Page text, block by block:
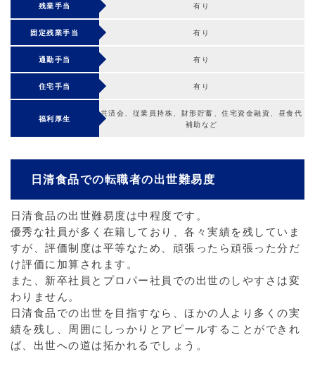
残業手当 有り
固定残業手当 有り
通勤手当 有り
住宅手当 有り
福利厚生
共済会、従業員持株、財形貯蓄、住宅資金融資、昼食代
補助など
日清食品での転職者の出世難易度
日清食品の出世難易度は中程度です。
優秀な社員が多く在籍しており、各々実績を残していま
すが、評価制度は平等なため、頑張ったら頑張った分だ
け評価に加算されます。
また、新卒社員とプロパー社員での出世のしやすさは変
わりません。
日清食品での出世を目指すなら、ほかの人より多くの実
績を残し、周囲にしっかりとアピールすることができれ
ば、出世への道は拓かれるでしょう。